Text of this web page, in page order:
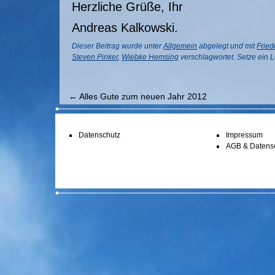
Herzliche Grüße, Ihr
Andreas Kalkowski.
Dieser Beitrag wurde unterAllgemein abgelegt und mit
Steven Pinker, Wiebke Hemsing verschlagwortet. Setze ein
← Alles Gute zum neuen Jahr 2012
Datenschutz
Impressum
AGB &